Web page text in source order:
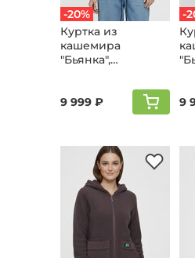
-20%
Куртка из
кашемира
"Бьянка",
9 999 ₽
-
9